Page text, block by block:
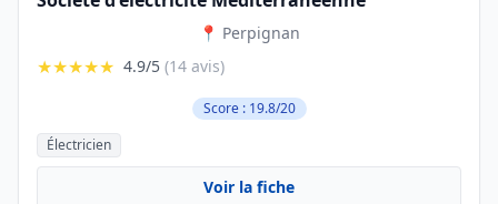
📍 Perpignan
★★★★★ 4.9/5 (14 avis)
Score : 19.8/20
Électricien
Voir la fiche